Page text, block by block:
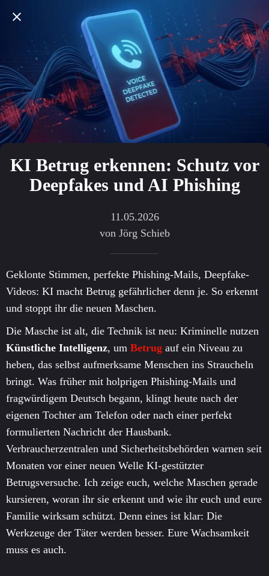
KI Betrug erkennen: Schutz vor
Deepfakes und AI Phishing
11.05.2026
von Jörg Schieb
Geklonte Stimmen, perfekte Phishing-Mails, Deepfake-
Videos: KI macht Betrug gefährlicher denn je. So erkennt
und stoppt ihr die neuen Maschen.
Die Masche ist alt, die Technik ist neu: Kriminelle nutzen
Künstliche Intelligenz, um Betrug auf ein Niveau zu
heben, das selbst aufmerksame Menschen ins Straucheln
bringt. Was früher mit holprigen Phishing-Mails und
fragwürdigem Deutsch begann, klingt heute nach der
eigenen Tochter am Telefon oder nach einer perfekt
formulierten Nachricht der Hausbank.
Verbraucherzentralen und Sicherheitsbehörden warnen seit
Monaten vor einer neuen Welle KI-gestützter
Betrugsversuche. Ich zeige euch, welche Maschen gerade
kursieren, woran ihr sie erkennt und wie ihr euch und eure
Familie wirksam schützt. Denn eines ist klar: Die
Werkzeuge der Täter werden besser. Eure Wachsamkeit
muss es auch.